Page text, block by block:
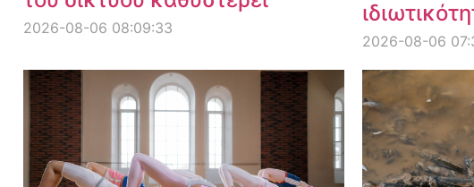
2026-08-06 08:09:33
2026-08-06